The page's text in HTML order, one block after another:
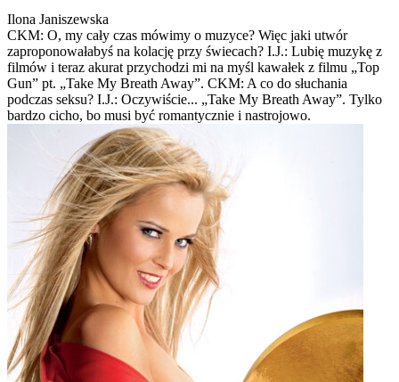
Ilona Janiszewska
CKM: O, my cały czas mówimy o muzyce? Więc jaki utwór
zaproponowałabyś na kolację przy świecach? I.J.: Lubię muzykę z
filmów i teraz akurat przychodzi mi na myśl kawałek z filmu „Top
Gun” pt. „Take My Breath Away”. CKM: A co do słuchania
podczas seksu? I.J.: Oczywiście... „Take My Breath Away”. Tylko
bardzo cicho, bo musi być romantycznie i nastrojowo.